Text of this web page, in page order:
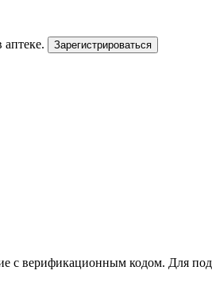
Зарегистрироваться
с верификационным кодом. Для